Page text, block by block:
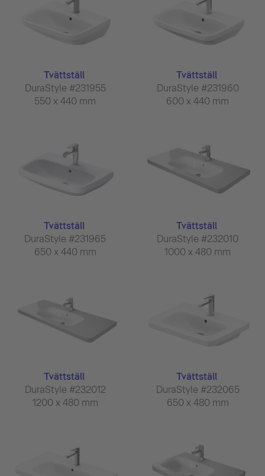
Tvättställ
DuraStyle #231955
550 x 440 mm
Tvättställ
DuraStyle #231960
600 x 440 mm
Tvättställ
DuraStyle #231965
650 x 440 mm
Tvättställ
DuraStyle #232010
1000 x 480 mm
Tvättställ
DuraStyle #232012
1200 x 480 mm
Tvättställ
DuraStyle #232065
650 x 480 mm